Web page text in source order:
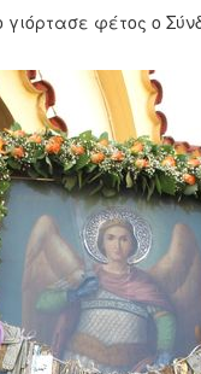
γιόρτασε φέτος ο